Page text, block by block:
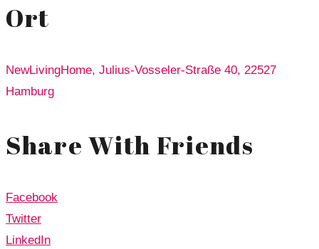
Ort
NewLivingHome, Julius-Vosseler-Straße 40, 22527
Hamburg
Share With Friends
Facebook
Twitter
LinkedIn